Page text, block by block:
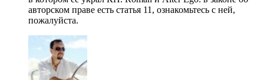
авторском праве есть статья 11, ознакомьтесь с ней,
пожалуйста.